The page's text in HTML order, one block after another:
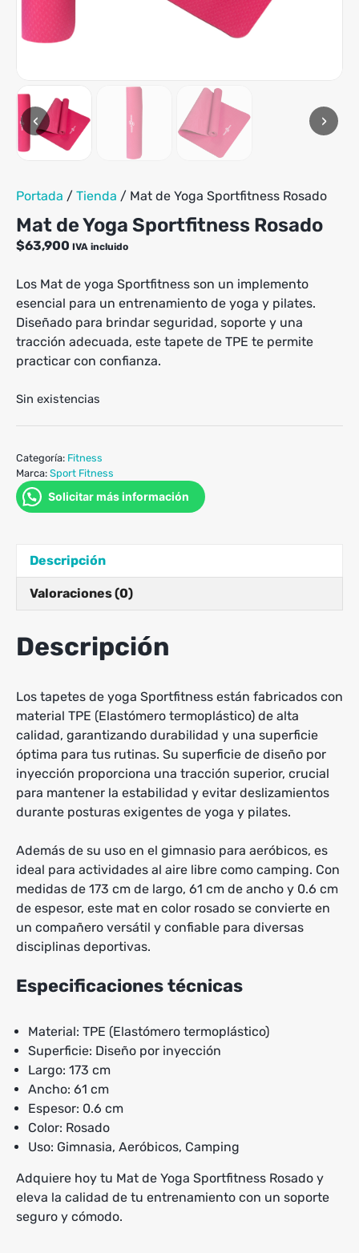
‹ ›
Portada / Tienda / Mat de Yoga Sportfitness Rosado
Mat de Yoga Sportfitness Rosado
$63,900 IVA incluido
Los Mat de yoga Sportfitness son un implemento
esencial para un entrenamiento de yoga y pilates.
Diseñado para brindar seguridad, soporte y una
tracción adecuada, este tapete de TPE te permite
practicar con confianza.
Sin existencias
Categoría: Fitness
Marca: Sport Fitness
Solicitar más información
Descripción
Valoraciones (0)
Descripción
Los tapetes de yoga Sportfitness están fabricados con
material TPE (Elastómero termoplástico) de alta
calidad, garantizando durabilidad y una superficie
óptima para tus rutinas. Su superficie de diseño por
inyección proporciona una tracción superior, crucial
para mantener la estabilidad y evitar deslizamientos
durante posturas exigentes de yoga y pilates.
Además de su uso en el gimnasio para aeróbicos, es
ideal para actividades al aire libre como camping. Con
medidas de 173 cm de largo, 61 cm de ancho y 0.6 cm
de espesor, este mat en color rosado se convierte en
un compañero versátil y confiable para diversas
disciplinas deportivas.
Especificaciones técnicas
Material: TPE (Elastómero termoplástico)
Superficie: Diseño por inyección
Largo: 173 cm
Ancho: 61 cm
Espesor: 0.6 cm
Color: Rosado
Uso: Gimnasia, Aeróbicos, Camping
Adquiere hoy tu Mat de Yoga Sportfitness Rosado y
eleva la calidad de tu entrenamiento con un soporte
seguro y cómodo.